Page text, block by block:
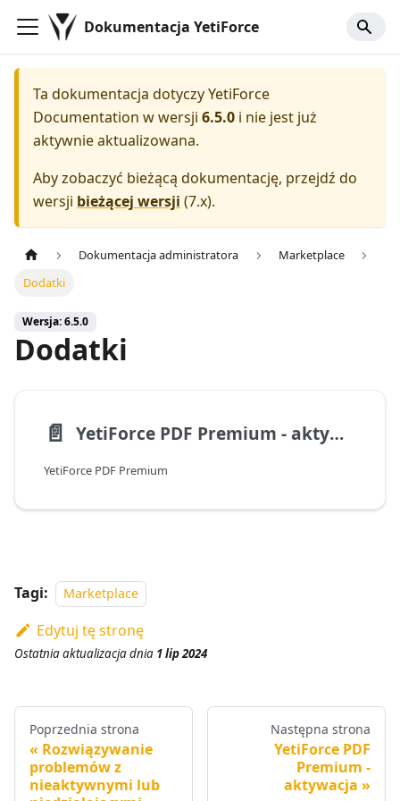
Dokumentacja YetiForce
Ta dokumentacja dotyczyYetiForce
Documentation w wersji 6.5.0 i nie jest już
aktywnie aktualizowana.
Aby zobaczyć bieżącą dokumentację, przejdź do
wersji bieżącej wersji (7.x).
Dokumentacja administratora
Marketplace
Dodatki
Wersja: 6.5.0
Dodatki
📄️ YetiForce PDF Premium - aktywacja
YetiForce PDF Premium
Tagi: Marketplace
Edytuj tę stronę
Ostatnia aktualizacjadnia 1 lip 2024
Poprzednia strona
Rozwiązywanie
problemów z
nieaktywnymi lub
Następna strona
YetiForce PDF
Premium -
aktywacja